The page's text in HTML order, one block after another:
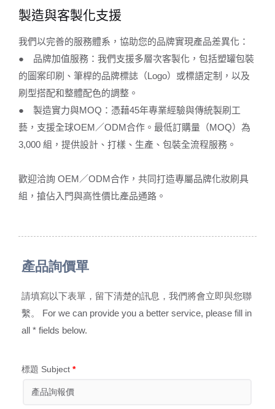
製造與客製化支援
我們以完善的服務體系，協助您的品牌實現產品差異化：
● 品牌加值服務：我們支援多層次客製化，包括塑罐包裝
的圖案印刷、筆桿的品牌標誌（Logo）或標語定制，以及
刷型搭配和整體配色的調整。
● 製造實力與MOQ：憑藉45年專業經驗與傳統製刷工
藝，支援全球OEM／ODM合作。最低訂購量（MOQ）為
3,000 組，提供設計、打樣、生產、包裝全流程服務。
歡迎洽詢 OEM／ODM合作，共同打造專屬品牌化妝刷具
組，搶佔入門與高性價比產品通路。